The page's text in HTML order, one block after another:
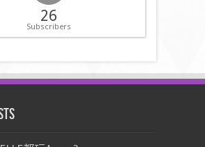
26
Subscribers